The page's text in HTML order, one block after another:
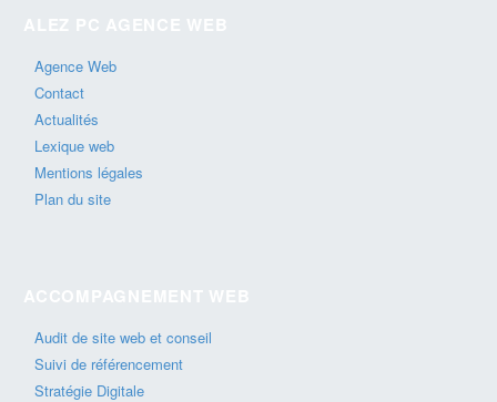
Agence Web
Contact
Actualités
Lexique web
Mentions légales
Plan du site
Audit de site web et conseil
Suivi de référencement
Stratégie Digitale